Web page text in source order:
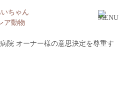
院 オーナー様の意思決定を尊重す